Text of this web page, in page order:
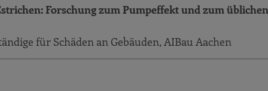
Forschung zum Pumpeffekt und zum üblichen
für Schäden an Gebäuden, AIBau Aachen